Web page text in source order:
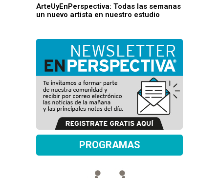
ArteUyEnPerspectiva: Todas las semanas
un nuevo artista en nuestro estudio
PROGRAMAS